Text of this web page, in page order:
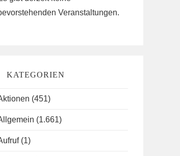
Veranstaltungen.
KATEGORIEN
(451)
(1.661)
(1)